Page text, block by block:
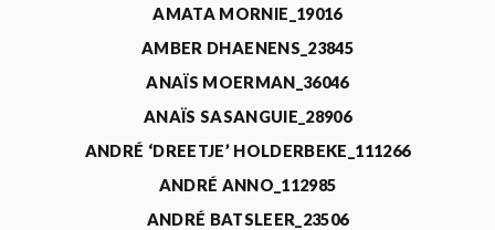
AMATA MORNIE_19016
AMBER DHAENENS_23845
ANAÏS MOERMAN_36046
ANAÏS SASANGUIE_28906
ANDRÉ ‘DREETJE’ HOLDERBEKE_111266
ANDRÉ ANNO_112985
ANDRÉ BATSLEER_23506